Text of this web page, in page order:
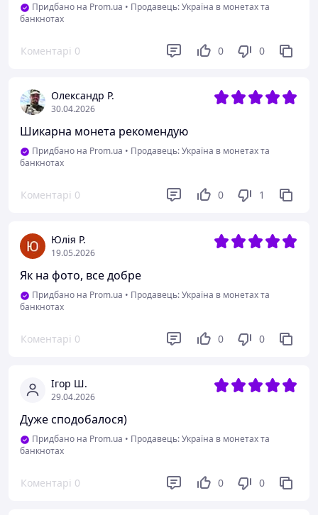
Придбано на Prom.ua • Продавець: Україна в монетах та
банкнотах
Коментарі 0 0 0
Олександр Р.
30.04.2026
Шикарна монета рекомендую
Придбано на Prom.ua • Продавець: Україна в монетах та
банкнотах
Коментарі 0 0 1
Юлія Р.
19.05.2026
Як на фото, все добре
Придбано на Prom.ua • Продавець: Україна в монетах та
банкнотах
Коментарі 0 0 0
Ігор Ш.
29.04.2026
Дуже сподобалося)
Придбано на Prom.ua • Продавець: Україна в монетах та
банкнотах
Коментарі 0 0 0